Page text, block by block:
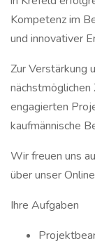
Kompetenz im
und innovativer
Zur Verstärkung
engagierten
kaufmännische
Wir freuen uns
über unser
Ihre Aufgaben